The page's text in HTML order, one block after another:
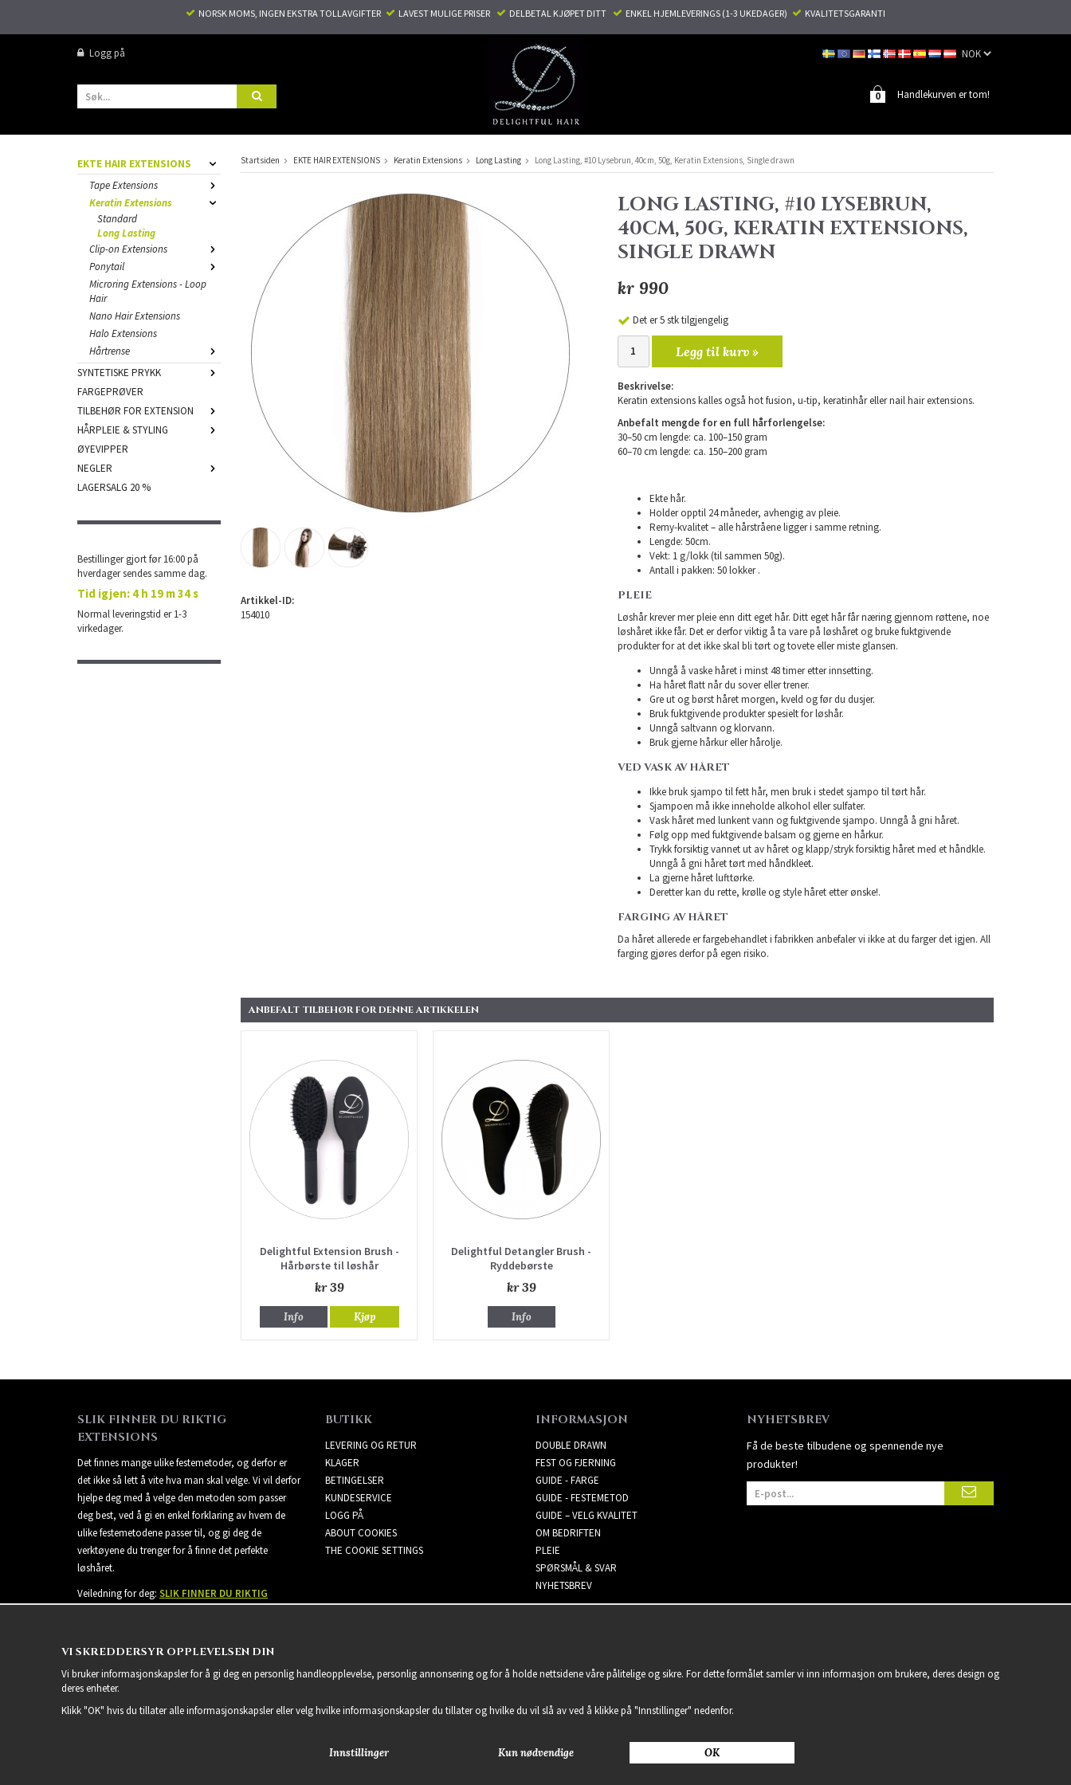
NORSK MOMS, INGEN EKSTRA TOLLAVGIFTER ​ ​ LAVEST MULIGE PRISER ​ DELBETAL KJØPET DITT ​ ENKEL HJEMLEVERINGS (1-3 UKEDAGER) KVALITETSGARANTI
Logg på
Handlekurven er tom!
0
EKTE HAIR EXTENSIONS
Tape Extensions
Keratin Extensions
Standard
Long Lasting
Clip-on Extensions
Ponytail
Microring Extensions - Loop
Hair
Nano Hair Extensions
Halo Extensions
Hårtrense
SYNTETISKE PRYKK
FARGEPRØVER
TILBEHØR FOR EXTENSION
HÅRPLEIE & STYLING
ØYEVIPPER
NEGLER
LAGERSALG 20 %
Bestillinger gjort før 16:00 på
hverdager sendes samme dag.
Tid igjen: 4 h 19 m 33 s
Normal leveringstid er 1-3
virkedager.
Startsiden EKTE HAIR EXTENSIONS Keratin Extensions Long Lasting Long Lasting, #10 Lysebrun, 40cm, 50g, Keratin Extensions, Single drawn
LONG LASTING, #10 LYSEBRUN,
40CM, 50G, KERATIN EXTENSIONS,
SINGLE DRAWN
kr 990
Det er 5 stk tilgjengelig
Legg til kurv »
Beskrivelse:
Keratin extensions kalles også hot fusion, u-tip, keratinhår eller nail hair extensions.
Anbefalt mengde for en full hårforlengelse:
30–50 cm lengde: ca. 100–150 gram
60–70 cm lengde: ca. 150–200 gram
Ekte hår.
Holder opptil 24 måneder, avhengig av pleie.
Remy-kvalitet – alle hårstråene ligger i samme retning.
Lengde: 50cm.
Vekt: 1 g/lokk (til sammen 50g).
Antall i pakken: 50 lokker .
PLEIE
Løshår krever mer pleie enn ditt eget hår. Ditt eget hår får næring gjennom røttene, noe
løshåret ikke får. Det er derfor viktig å ta vare på løshåret og bruke fuktgivende
produkter for at det ikke skal bli tørt og tovete eller miste glansen.
Unngå å vaske håret i minst 48 timer etter innsetting.
Ha håret flatt når du sover eller trener.
Gre ut og børst håret morgen, kveld og før du dusjer.
Bruk fuktgivende produkter spesielt for løshår.
Unngå saltvann og klorvann.
Bruk gjerne hårkur eller hårolje.
VED VASK AV HÅRET
Ikke bruk sjampo til fett hår, men bruk i stedet sjampo til tørt hår.
Sjampoen må ikke inneholde alkohol eller sulfater.
Vask håret med lunkent vann og fuktgivende sjampo. Unngå å gni håret.
Følg opp med fuktgivende balsam og gjerne en hårkur.
Trykk forsiktig vannet ut av håret og klapp/stryk forsiktig håret med et håndkle.
Unngå å gni håret tørt med håndkleet.
La gjerne håret lufttørke.
Deretter kan du rette, krølle og style håret etter ønske!.
FARGING AV HÅRET
Da håret allerede er fargebehandlet i fabrikken anbefaler vi ikke at du farger det igjen. All
farging gjøres derfor på egen risiko.
Artikkel-ID:
154010
ANBEFALT TILBEHØR FOR DENNE ARTIKKELEN
Delightful Extension Brush -
Hårbørste til løshår
kr 39
Info Kjøp
Delightful Detangler Brush -
Ryddebørste
kr 39
Info
SLIK FINNER DU RIKTIG
EXTENSIONS
Det finnes mange ulike festemetoder, og derfor er
det ikke så lett å vite hva man skal velge. Vi vil derfor
hjelpe deg med å velge den metoden som passer
deg best, ved å gi en enkel forklaring av hvem de
ulike festemetodene passer til, og gi deg de
verktøyene du trenger for å finne det perfekte
løshåret.
Veiledning for deg: SLIK FINNER DU RIKTIG
BUTIKK
LEVERING OG RETUR
KLAGER
BETINGELSER
KUNDESERVICE
LOGG PÅ
ABOUT COOKIES
THE COOKIE SETTINGS
INFORMASJON
DOUBLE DRAWN
FEST OG FJERNING
GUIDE - FARGE
GUIDE - FESTEMETOD
GUIDE – VELG KVALITET
OM BEDRIFTEN
PLEIE
SPØRSMÅL & SVAR
NYHETSBREV
NYHETSBREV
Få de beste tilbudene og spennende nye
produkter!
2021 Delightful Hair
VI SKREDDERSYR OPPLEVELSEN DIN
Vi bruker informasjonskapsler for å gi deg en personlig handleopplevelse, personlig annonsering og for å holde nettsidene våre pålitelige og sikre. For dette formålet samler vi inn informasjon om brukere, deres design og
deres enheter.
Klikk "OK" hvis du tillater alle informasjonskapsler eller velg hvilke informasjonskapsler du tillater og hvilke du vil slå av ved å klikke på "Innstillinger" nedenfor.
Innstillinger Kun nødvendige OK